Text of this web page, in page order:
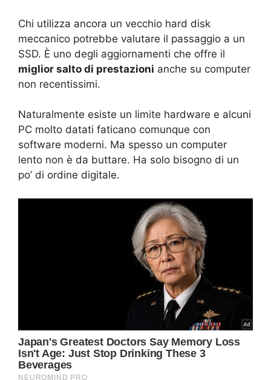
Chi utilizza ancora un vecchio hard disk
meccanico potrebbe valutare il passaggio a un
SSD. È uno degli aggiornamenti che offre il
miglior salto di prestazioni anche su computer
non recentissimi.
Naturalmente esiste un limite hardware e alcuni
PC molto datati faticano comunque con
software moderni. Ma spesso un computer
lento non è da buttare. Ha solo bisogno di un
po’ di ordine digitale.